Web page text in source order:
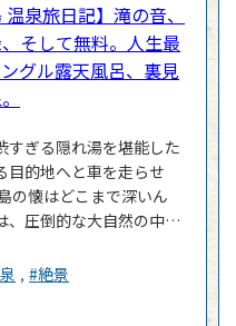
温泉旅日記】滝の音、
そして無料。人生最
グル露天風呂、裏見
すぎる隠れ湯を堪能した
目的地へと車を走らせ
の懐はどこまで深いん
、圧倒的な大自然の中に
#絶景